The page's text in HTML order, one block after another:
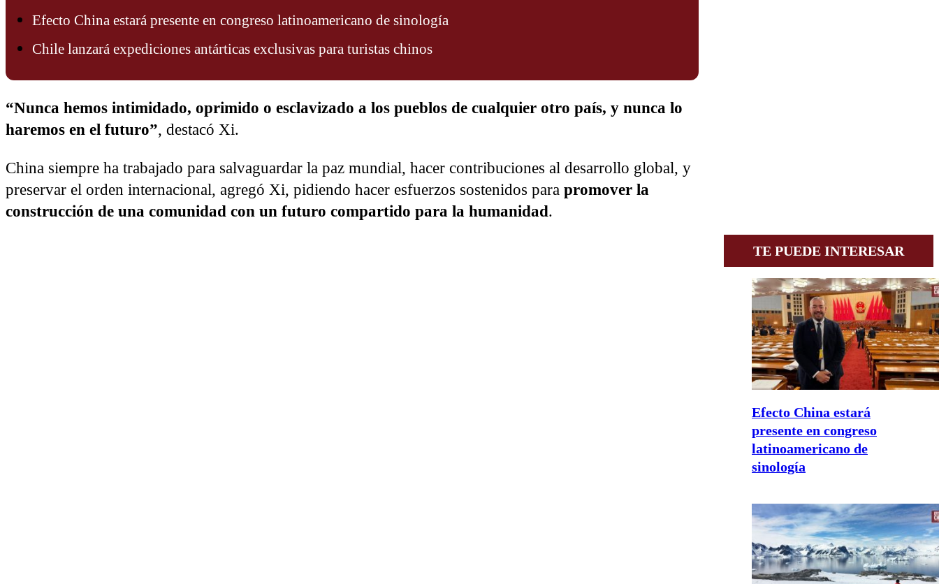
Efecto China estará presente en congreso latinoamericano de sinología
Chile lanzará expediciones antárticas exclusivas para turistas chinos
“Nunca hemos intimidado, oprimido o esclavizado a los pueblos de cualquier otro país, y nunca lo
haremos en el futuro”, destacó Xi.
China siempre ha trabajado para salvaguardar la paz mundial, hacer contribuciones al desarrollo global, y
preservar el orden internacional, agregó Xi, pidiendo hacer esfuerzos sostenidos para promover la
construcción de una comunidad con un futuro compartido para la humanidad.
TE PUEDE INTERESAR
Efecto China estará
presente en congreso
latinoamericano de
sinología